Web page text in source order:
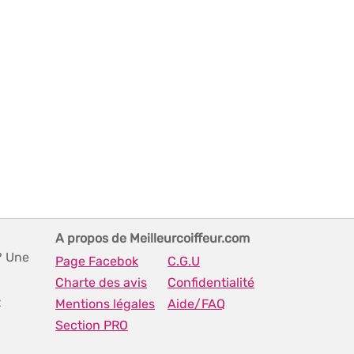
Une
A propos de Meilleurcoiffeur.com
Page Facebok
C.G.U
Charte des avis
Confidentialité
Mentions légales
Aide/FAQ
Section PRO